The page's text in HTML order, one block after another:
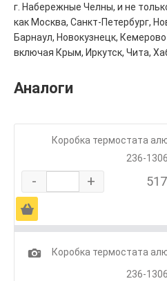
г. Набережные Челны, и не
как Москва, Санкт-Петербург,
Барнаул, Новокузнецк,
включая Крым, Иркутск, Чита,
Аналоги
Коробка термостата
236-
- +
Ä
1
Коробка термостата
236-